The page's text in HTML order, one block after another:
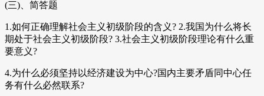
(三)、简答题
1.如何正确理解社会主义初级阶段的含义? 2.我国为什么将长
期处于社会主义初级阶段? 3.社会主义初级阶段理论有什么重
要意义?
4.为什么必须坚持以经济建设为中心?国内主要矛盾同中心任
务有什么必然联系?